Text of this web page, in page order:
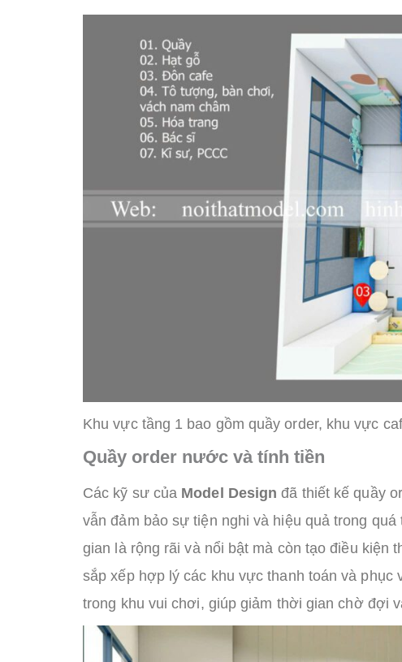
Khu vực tầng 1 bao gồm quầy order, khu vực
Quầy order nước và tính tiền
Các kỹ sư của Model Design đã thiết kế quầy
vẫn đảm bảo sự tiện nghi và hiệu quả trong
gian là rộng rãi và nổi bật mà còn tạo điều kiện
sắp xếp hợp lý các khu vực thanh toán và
trong khu vui chơi, giúp giảm thời gian chờ đợi